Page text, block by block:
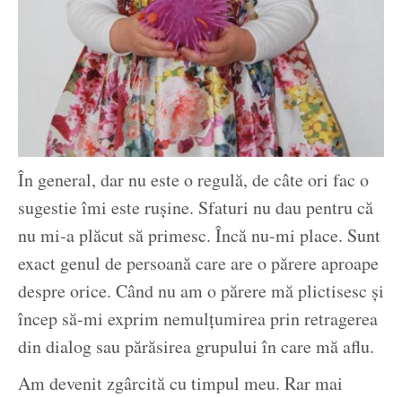
În general, dar nu este o regulă, de câte ori fac o
sugestie îmi este rușine. Sfaturi nu dau pentru că
nu mi-a plăcut să primesc. Încă nu-mi place. Sunt
exact genul de persoană care are o părere aproape
despre orice. Când nu am o părere mă plictisesc și
încep să-mi exprim nemulțumirea prin retragerea
din dialog sau părăsirea grupului în care mă aflu.
Am devenit zgârcită cu timpul meu. Rar mai